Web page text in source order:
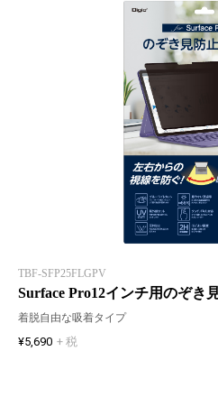
TBF-SFP25FLGPV
Surface Pro12インチ用のぞき
着脱自由な吸着タイプ
¥5,690 + 税